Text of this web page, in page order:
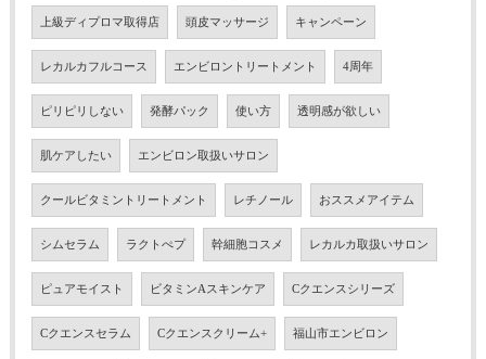
上級ディプロマ取得店 頭皮マッサージ キャンペーン
レカルカフルコース エンビロントリートメント 4周年
ピリピリしない 発酵パック 使い方 透明感が欲しい
肌ケアしたい エンビロン取扱いサロン
クールビタミントリートメント レチノール おススメアイテム
シムセラム ラクトぺプ 幹細胞コスメ レカルカ取扱いサロン
ピュアモイスト ビタミンAスキンケア Cクエンスシリーズ
Cクエンスセラム Cクエンスクリーム+ 福山市エンビロン